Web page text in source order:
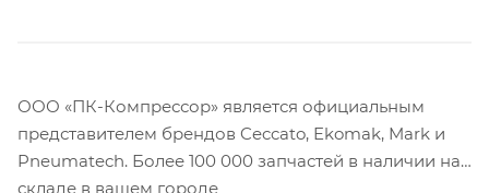
ООО «ПК-Компрессор» является официальным
представителем брендов Ceccato, Ekomak, Mark и
Pneumatech. Более 100 000 запчастей в наличии на
складе в вашем городе